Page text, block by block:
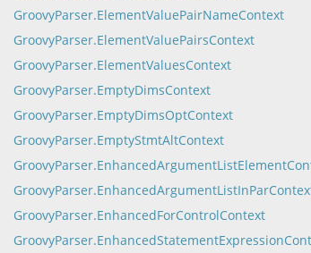
GroovyParser.ElementValuePairNameContext
GroovyParser.ElementValuePairsContext
GroovyParser.ElementValuesContext
GroovyParser.EmptyDimsContext
GroovyParser.EmptyDimsOptContext
GroovyParser.EmptyStmtAltContext
GroovyParser.EnhancedForControlContext